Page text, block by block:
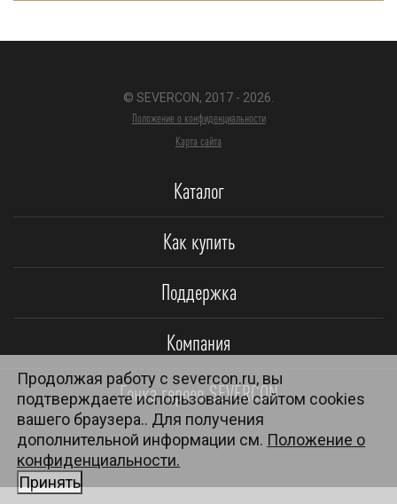
© SEVERCON, 2017 - 2026.
Положение о конфиденциальности
Карта сайта
Каталог
Как купить
Поддержка
Компания
Гонка героев SEVERCON
Продолжая работу с severcon.ru, вы
подтверждаете использование сайтом cookies
вашего браузера.. Для получения
дополнительной информации см. Положение о
конфиденциальности.
Принять